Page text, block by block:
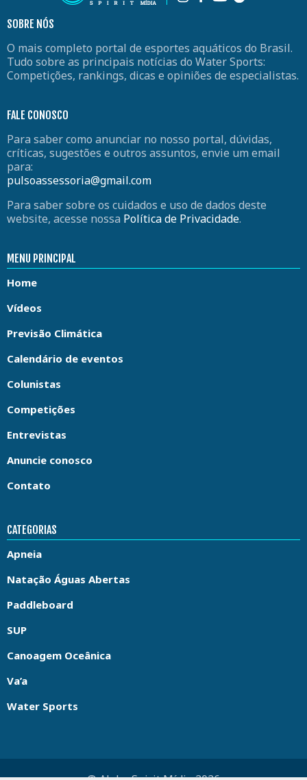
SOBRE NÓS
O mais completo portal de esportes aquáticos do Brasil.
Tudo sobre as principais notícias do Water Sports:
Competições, rankings, dicas e opiniões de especialistas.
FALE CONOSCO
Para saber como anunciar no nosso portal, dúvidas,
críticas, sugestões e outros assuntos, envie um email
para:
pulsoassessoria@gmail.com
Para saber sobre os cuidados e uso de dados deste
website, acesse nossa Política de Privacidade.
MENU PRINCIPAL
Home
Vídeos
Previsão Climática
Calendário de eventos
Colunistas
Competições
Entrevistas
Anuncie conosco
Contato
CATEGORIAS
Apneia
Natação Águas Abertas
Paddleboard
SUP
Canoagem Oceânica
Va’a
Water Sports